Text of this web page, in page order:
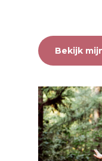
Bekijk